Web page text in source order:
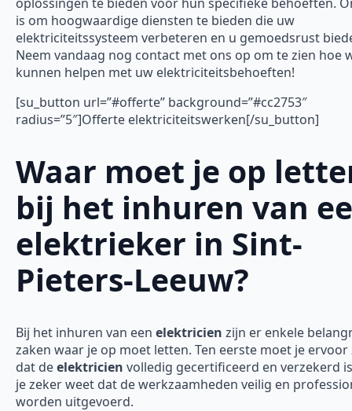
is om hoogwaardige diensten te bieden die uw
elektriciteitssysteem verbeteren en u gemoedsrust
Neem vandaag nog contact met ons op om te zien hoe
kunnen helpen met uw elektriciteitsbehoeften!
[su_button url=”#offerte” background=”#cc2753″
radius=”5″]Offerte elektriciteitswerken[/su_button]
Waar moet je op
bij het inhuren van
elektrieker in Sint-
Pieters-Leeuw?
Bij het inhuren van een elektricien zijn er enkele
zaken waar je op moet letten. Ten eerste moet je
dat deelektricien volledig gecertificeerd en verzekerd
je zeker weet dat de werkzaamheden veilig en
worden uitgevoerd.